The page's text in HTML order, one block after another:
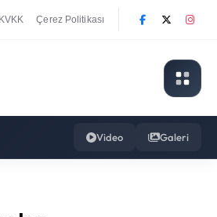
KVKK Çerez Politikası
Video Galeri